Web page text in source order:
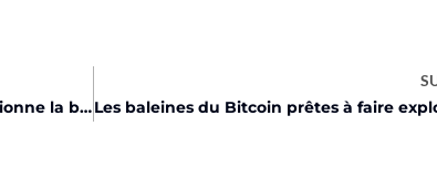
Gora rejoint Cointelegraph et révolutionne la blockchain!